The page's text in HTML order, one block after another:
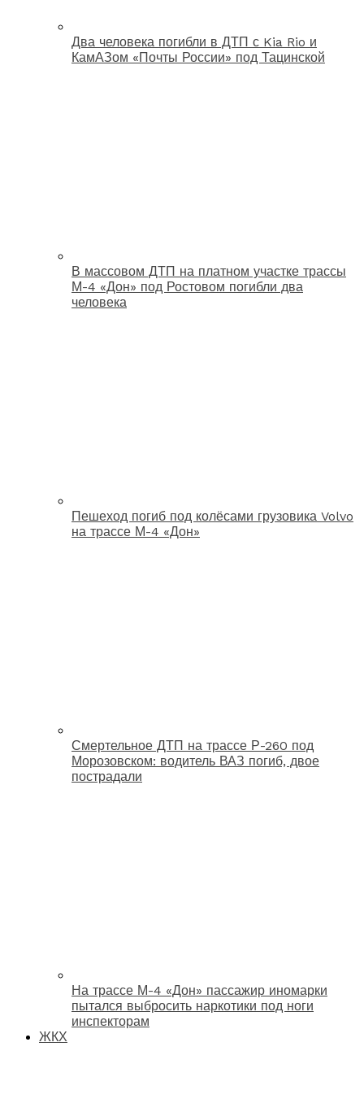
Два человека погибли в ДТП с Kia Rio и
КамАЗом «Почты России» под Тацинской
В массовом ДТП на платном участке трассы
М-4 «Дон» под Ростовом погибли два
человека
Пешеход погиб под колёсами грузовика Volvo
на трассе М-4 «Дон»
Смертельное ДТП на трассе Р-260 под
Морозовском: водитель ВАЗ погиб, двое
пострадали
На трассе М-4 «Дон» пассажир иномарки
пытался выбросить наркотики под ноги
инспекторам
ЖКХ